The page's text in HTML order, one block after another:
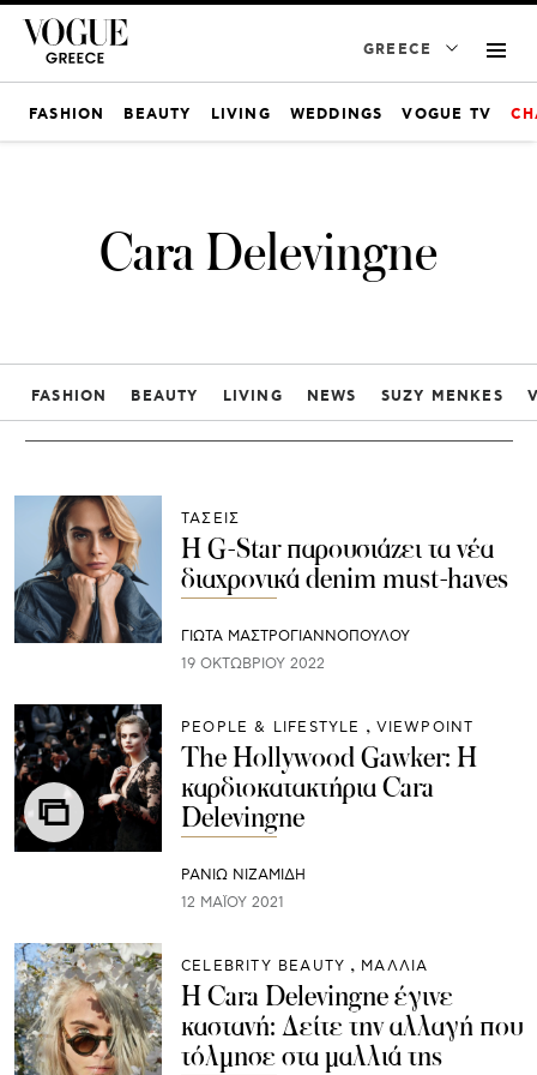
GREECE
FASHION BEAUTY LIVING WEDDINGS VOGUE TV
Cara Delevingne
FASHION BEAUTY LIVING NEWS SUZY MENKES
ΤΑΣΕΙΣ
H G-Star παρουσιάζει τα νέα
διαχρονικά denim must-haves
ΓΙΩΤΑ ΜΑΣΤΡΟΓΙΑΝΝΟΠΟΥΛΟΥ
19 ΟΚΤΩΒΡΊΟΥ 2022
PEOPLE & LIFESTYLE VIEWPOINT
The Hollywood Gawker: Η
καρδιοκατακτήρια Cara
Delevingne
ΡΑΝΙΏ ΝΙΖΑΜΊΔΗ
12 ΜΑΪ́ΟΥ 2021
CELEBRITY BEAUTY ΜΑΛΛΙΑ
Η Cara Delevingne έγινε
καστανή: Δείτε την αλλαγή που
τόλμησε στα μαλλιά της